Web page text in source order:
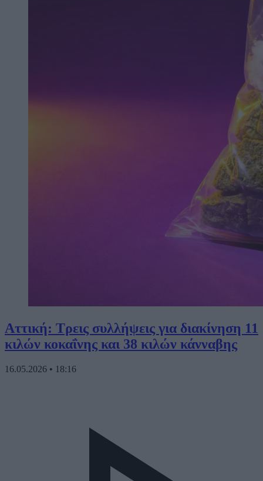
Αττική: Τρεις συλλήψεις για διακίνηση 11
κιλών κοκαΐνης και 38 κιλών κάνναβης
16.05.2026 • 18:16